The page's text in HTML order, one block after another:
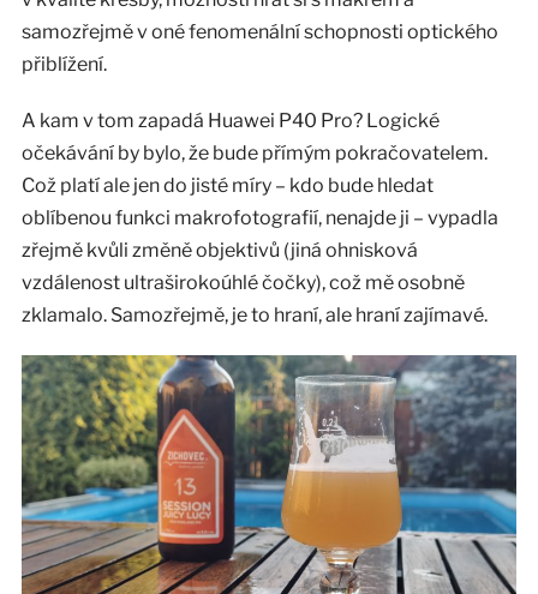
samozřejmě v oné fenomenální schopnosti optického
přiblížení.
A kam v tom zapadá Huawei P40 Pro? Logické
očekávání by bylo, že bude přímým pokračovatelem.
Což platí ale jen do jisté míry – kdo bude hledat
oblíbenou funkci makrofotografií, nenajde ji – vypadla
zřejmě kvůli změně objektivů (jiná ohnisková
vzdálenost ultraširokoúhlé čočky), což mě osobně
zklamalo. Samozřejmě, je to hraní, ale hraní zajímavé.